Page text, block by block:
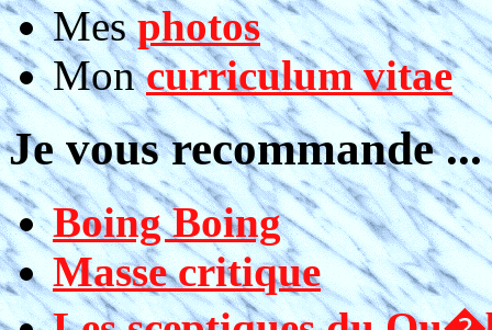
Mesphotos
Moncurriculum vitae
Je vous recommande ...
Boing Boing
Masse critique